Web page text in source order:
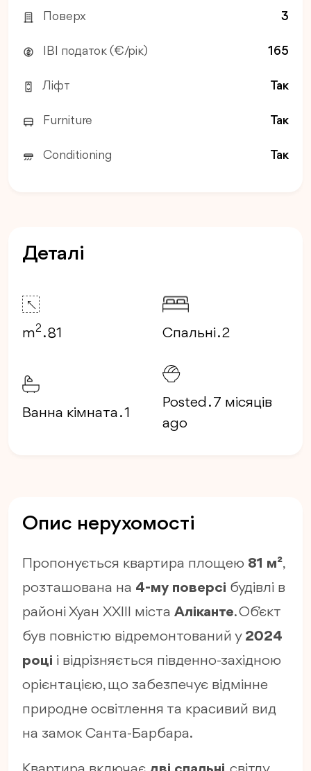
Поверх 3
IBI податок (€/рік) 165
Ліфт Так
Furniture Так
Conditioning Так
Деталі
m2 . 81 Спальні . 2
Ванна кімната . 1
Posted . 7 місяців
ago
Опис нерухомості
Пропонується квартира площею 81 м²,
розташована на 4-му поверсі будівлі в
районі Хуан XXIII міста Аліканте. Об’єкт
був повністю відремонтований у 2024
році і відрізняється південно-західною
орієнтацією, що забезпечує відмінне
природне освітлення та красивий вид
на замок Санта-Барбара.